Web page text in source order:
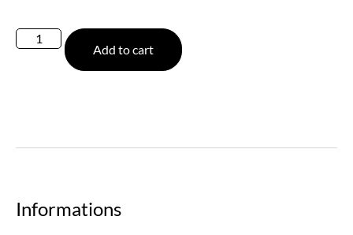
Add to cart
Informations